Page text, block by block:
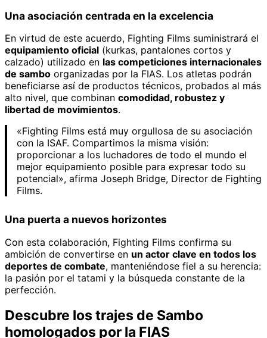
Una asociación centrada en la excelencia
En virtud de este acuerdo, Fighting Films suministrará el
equipamiento oficial (kurkas, pantalones cortos y
calzado) utilizado en las competiciones internacionales
de sambo organizadas por la FIAS. Los atletas podrán
beneficiarse así de productos técnicos, probados al más
alto nivel, que combinan comodidad, robustez y
libertad de movimientos.
«Fighting Films está muy orgullosa de su asociación
con la ISAF. Compartimos la misma visión:
proporcionar a los luchadores de todo el mundo el
mejor equipamiento posible para expresar todo su
potencial», afirma Joseph Bridge, Director de Fighting
Films.
Una puerta a nuevos horizontes
Con esta colaboración, Fighting Films confirma su
ambición de convertirse en un actor clave en todos los
deportes de combate, manteniéndose fiel a su herencia:
la pasión por el tatami y la búsqueda constante de la
perfección.
Descubre los trajes de Sambo
homologados por la FIAS